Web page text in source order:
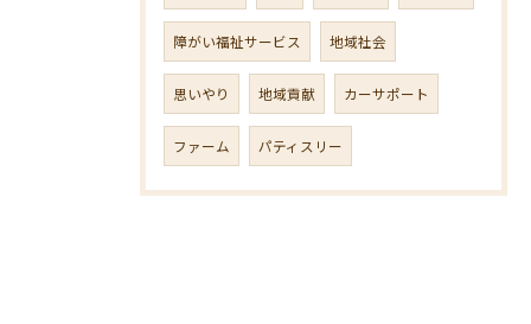
障がい福祉サービス 地域社会
思いやり 地域貢献 カーサポート
ファーム パティスリー